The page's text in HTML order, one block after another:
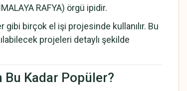
RAFYA) örgü ipidir.
gibi birçok el işi projesinde kullanılır. Bu
projeleri detaylı şekilde
Bu Kadar Popüler?